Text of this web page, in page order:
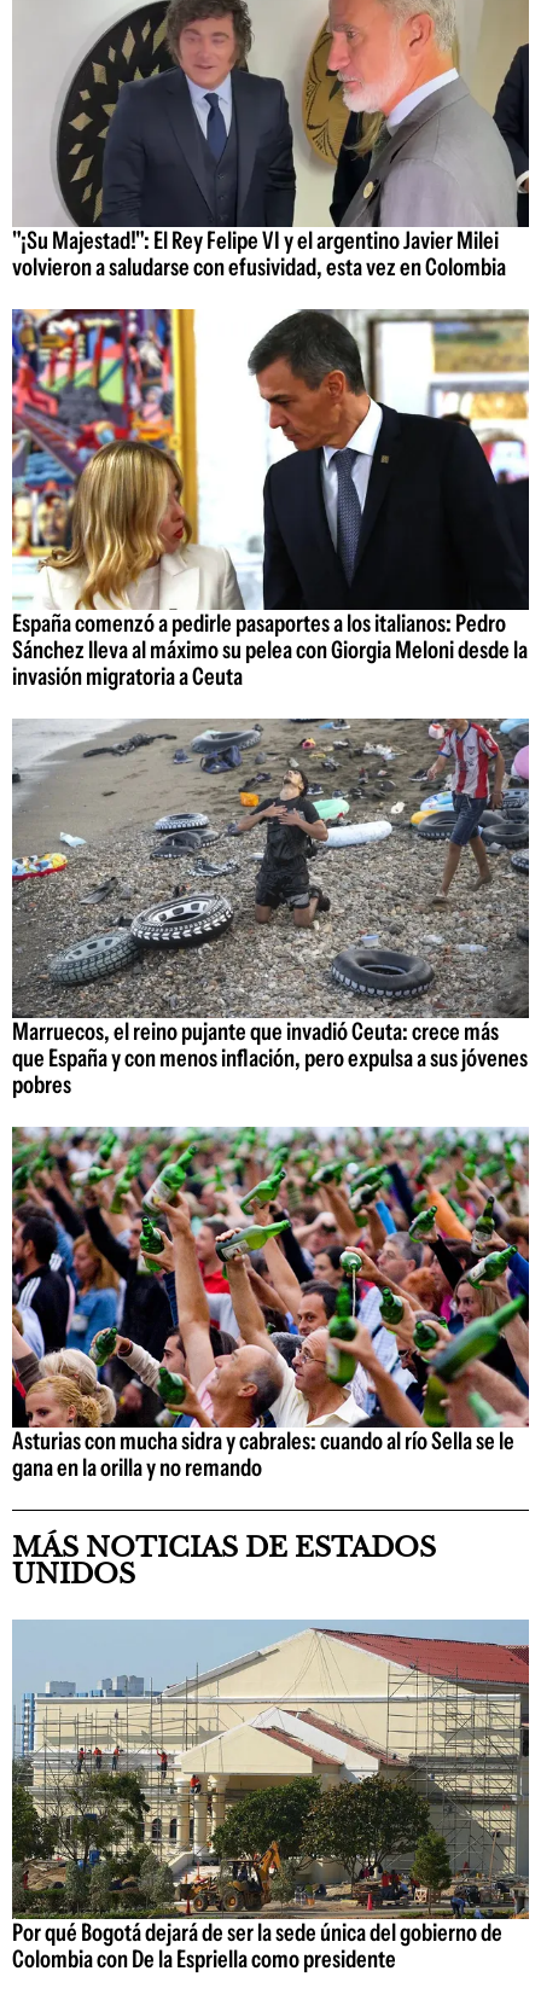
"¡Su Majestad!": El Rey Felipe VI y el argentino Javier Milei
volvieron a saludarse con efusividad, esta vez en Colombia
España comenzó a pedirle pasaportes a los italianos: Pedro
Sánchez lleva al máximo su pelea con Giorgia Meloni desde la
invasión migratoria a Ceuta
Marruecos, el reino pujante que invadió Ceuta: crece más
que España y con menos inflación, pero expulsa a sus jóvenes
pobres
Asturias con mucha sidra y cabrales: cuando al río Sella se le
gana en la orilla y no remando
MÁS NOTICIAS DE ESTADOS
UNIDOS
Por qué Bogotá dejará de ser la sede única del gobierno de
Colombia con De la Espriella como presidente